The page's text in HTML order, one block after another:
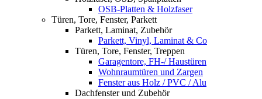
OSB-Platten & Holzfaser
Türen, Tore, Fenster, Parkett
Parkett, Laminat, Zubehör
Parkett, Vinyl, Laminat & Co
Türen, Tore, Fenster, Treppen
Garagentore, FH-/ Haustüren
Wohnraumtüren und Zargen
Fenster aus Holz / PVC / Alu
Dachfenster und Zubehör